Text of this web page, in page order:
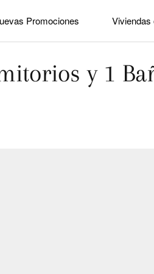
Promociones Viviendas
y 1